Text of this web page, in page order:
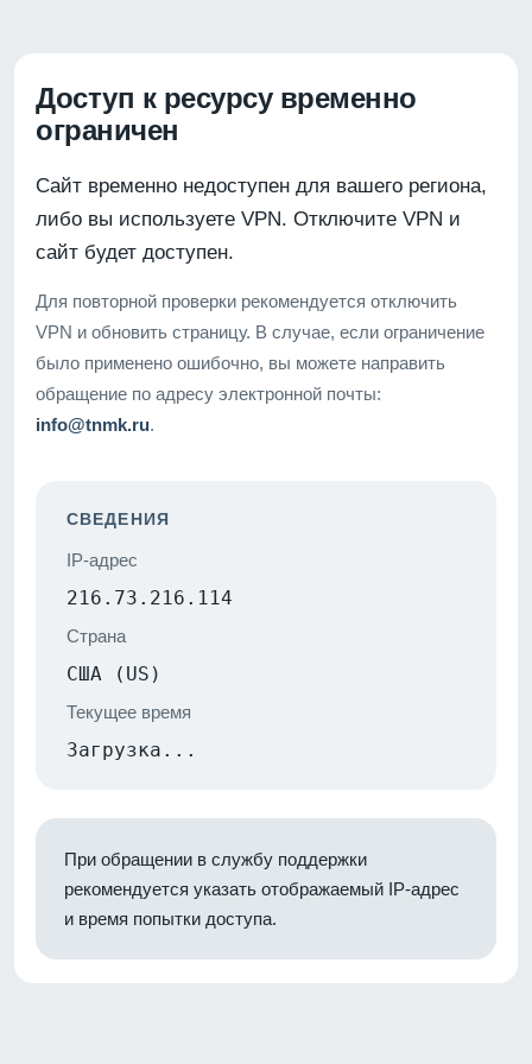
Доступ к ресурсу временно
ограничен
Сайт временно недоступен для вашего региона,
либо вы используете VPN. Отключите VPN и
сайт будет доступен.
Для повторной проверки рекомендуется отключить
VPN и обновить страницу. В случае, если ограничение
было применено ошибочно, вы можете направить
обращение по адресу электронной почты:
info@tnmk.ru.
СВЕДЕНИЯ
IP-адрес
216.73.216.114
Страна
США (US)
Текущее время
Загрузка...
При обращении в службу поддержки
рекомендуется указать отображаемый IP-адрес
и время попытки доступа.